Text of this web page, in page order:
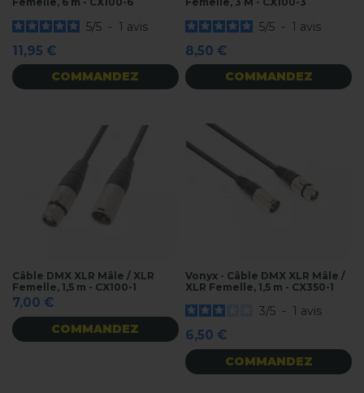
5/5 - 1 avis
11,95 €
COMMANDEZ
5/5 - 1 avis
8,50 €
COMMANDEZ
Câble DMX XLR Mâle / XLR
Femelle, 1,5 m - CX100-1
7,00 €
COMMANDEZ
Vonyx - Câble DMX XLR Mâle /
XLR Femelle, 1,5 m - CX350-1
3/5 - 1 avis
6,50 €
COMMANDEZ